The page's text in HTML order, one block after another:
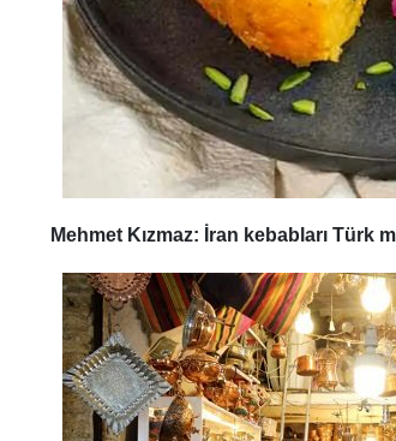
Mehmet Kızmaz: İran kebabları Türk